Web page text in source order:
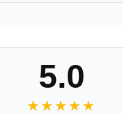
5.0
★★★★★
★★★★★